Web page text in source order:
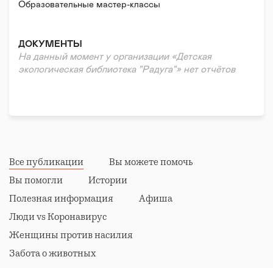
Образовательные мастер-классы
ДОКУМЕНТЫ
На данный момент у организации «Детская
экологическая библиотека "Радуга"» нет отчётов
Все публикации
Вы можете помочь
Вы помогли
Истории
Полезная информация
Афиша
Люди vs Коронавирус
Женщины против насилия
Забота о животных